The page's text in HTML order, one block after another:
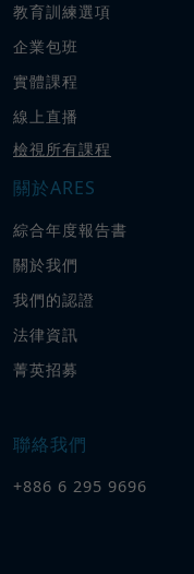
教育訓練選項
企業包班
實體課程
線上直播
檢視所有課程
關於ARES
綜合年度報告書
關於我們
我們的認證
法律資訊
菁英招募
聯絡我們
+886 6 295 9696